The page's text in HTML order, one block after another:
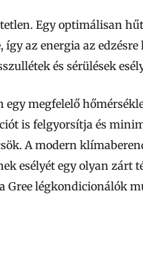
Egy optimálisan
az energia az
és sérülések
megfelelő
is felgyorsítja és
A modern
esélyét egy olyan zárt
Gree légkondicionálók